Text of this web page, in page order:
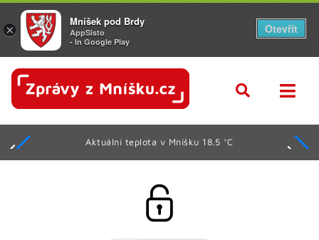
Aktuální teplota v Mníšku 18.5 °C
×
Mníšek pod Brdy
AppSisto
- In Google Play
Otevřít